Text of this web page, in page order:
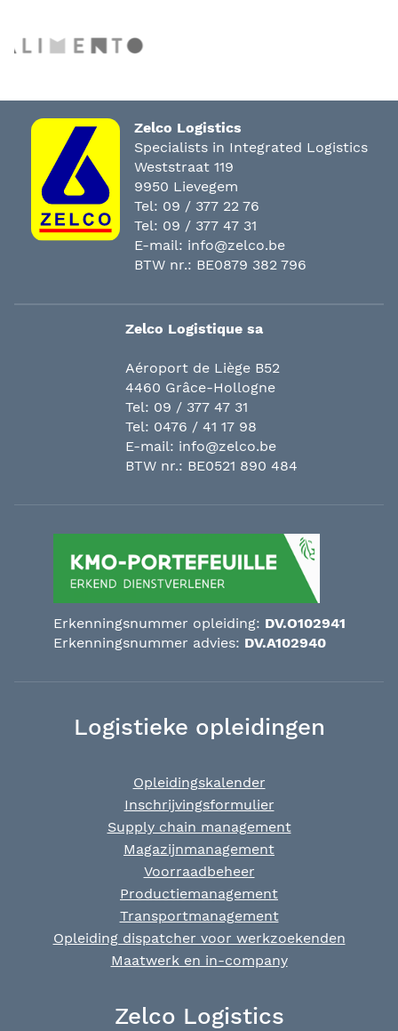
Zelco Logistics
Specialists in Integrated Logistics
Weststraat 119
9950 Lievegem
Tel: 09 / 377 22 76
Tel: 09 / 377 47 31
E-mail: info@zelco.be
BTW nr.: BE0879 382 796
Erkenningsnummer opleiding: DV.O102941
Erkenningsnummer advies: DV.A102940
Zelco Logistique sa
Aéroport de Liège B52
4460 Grâce-Hollogne
Tel: 09 / 377 47 31
Tel: 0476 / 41 17 98
E-mail: info@zelco.be
BTW nr.: BE0521 890 484
Logistieke opleidingen
Opleidingskalender
Inschrijvingsformulier
Supply chain management
Magazijnmanagement
Voorraadbeheer
Productiemanagement
Transportmanagement
Opleiding dispatcher voor werkzoekenden
Maatwerk en in-company
Zelco Logistics